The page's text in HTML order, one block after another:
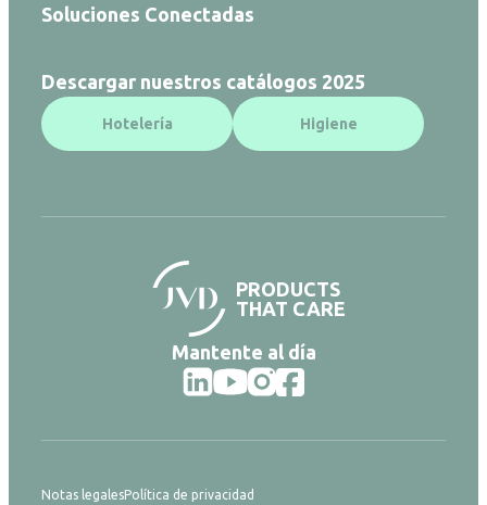
Soluciones Conectadas
Descargar nuestros catálogos 2025
Hotelería Higiene
PRODUCTS
THAT CARE
Mantente al día
Notas legalesPolítica de privacidad